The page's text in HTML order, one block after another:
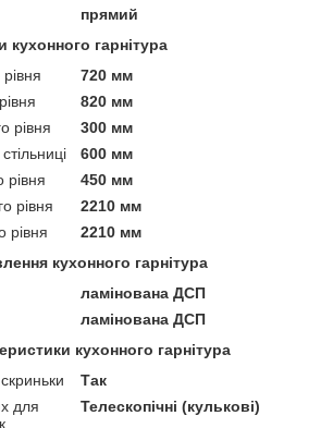
прямий
кухонного гарнітура
720 мм
820 мм
рівня
300 мм
600 мм
рівня
450 мм
рівня
2210 мм
рівня
2210 мм
кухонного гарнітура
ламінована ДСП
ламінована ДСП
кухонного гарнітура
Так
для
Телескопічні (кулькові)